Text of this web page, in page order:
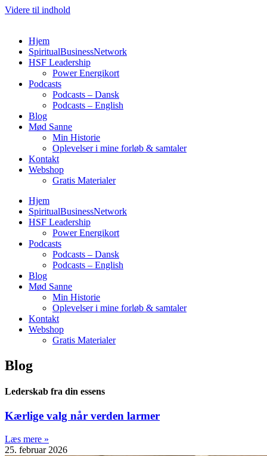
Videre til indhold
Hjem
SpiritualBusinessNetwork
HSF Leadership
Power Energikort
Podcasts
Podcasts – Dansk
Podcasts – English
Blog
Mød Sanne
Min Historie
Oplevelser i mine forløb & samtaler
Kontakt
Webshop
Gratis Materialer
Hjem
SpiritualBusinessNetwork
HSF Leadership
Power Energikort
Podcasts
Podcasts – Dansk
Podcasts – English
Blog
Mød Sanne
Min Historie
Oplevelser i mine forløb & samtaler
Kontakt
Webshop
Gratis Materialer
Blog
Lederskab fra din essens
Kærlige valg når verden larmer
Læs mere »
25. februar 2026